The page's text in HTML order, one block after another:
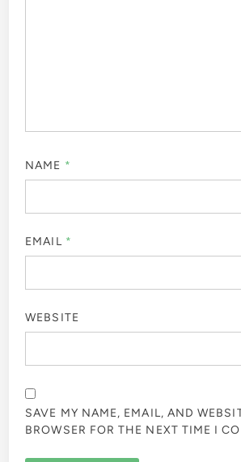
NAME *
EMAIL *
WEBSITE
SAVE MY NAME, EMAIL, AND
BROWSER FOR THE NEXT TIME I